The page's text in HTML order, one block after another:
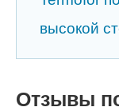
высокой
Отзывы